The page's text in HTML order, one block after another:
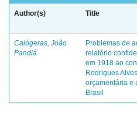
Author(s) Title
Calógeras, João
Pandiá
Problemas de
relatório
em 1918 ao
Rodrigues
orçamentária e
Brasil